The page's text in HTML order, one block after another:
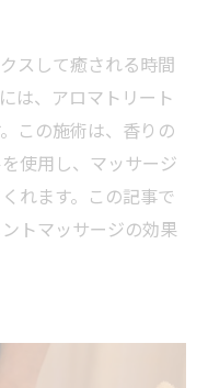
スして癒される時間
は、アロマトリート
この施術は、香りの
使用し、マッサージ
れます。この記事で
トマッサージの効果